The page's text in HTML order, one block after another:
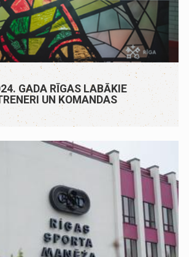
GADA RĪGAS LABĀKIE
UN KOMANDAS